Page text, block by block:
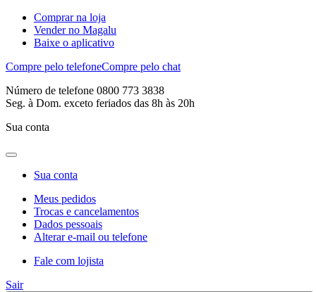
Comprar na loja
Vender no Magalu
Baixe o aplicativo
Compre pelo telefoneCompre pelo chat
Número de telefone 0800 773 3838
Seg. à Dom. exceto feriados das 8h às 20h
Sua conta
Sua conta
Meus pedidos
Trocas e cancelamentos
Dados pessoais
Alterar e-mail ou telefone
Fale com lojista
Sair